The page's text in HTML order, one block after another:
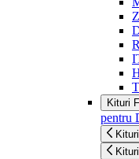
Kituri
pentru